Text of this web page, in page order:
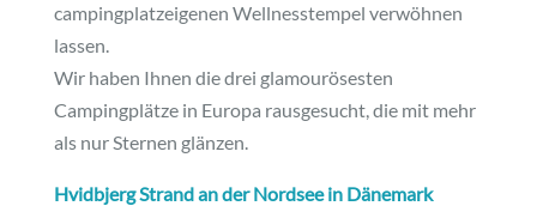
campingplatzeigenen Wellnesstempel verwöhnen
lassen.
Wir haben Ihnen die drei glamourösesten
Campingplätze in Europa rausgesucht, die mit mehr
als nur Sternen glänzen.
Hvidbjerg Strand an der Nordsee in Dänemark